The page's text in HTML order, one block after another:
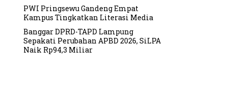
PWI Pringsewu Gandeng Empat
Kampus Tingkatkan Literasi Media
Banggar DPRD-TAPD Lampung
Sepakati Perubahan APBD 2026, SiLPA
Naik Rp94,3 Miliar